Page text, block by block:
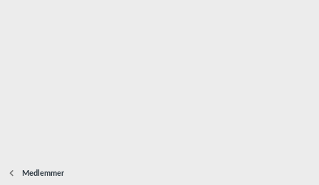
Medlemmer